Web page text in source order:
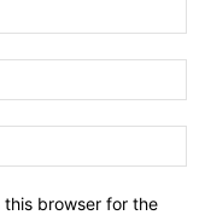
this browser for the